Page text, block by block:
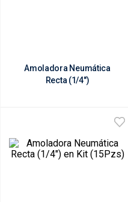
Amoladora Neumática
Recta (1/4")